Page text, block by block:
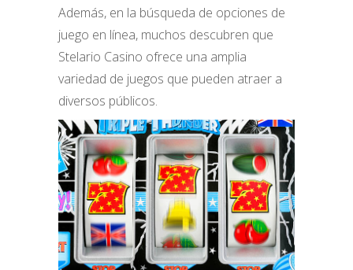
Además, en la búsqueda de opciones de
juego en línea, muchos descubren que
Stelario Casino ofrece una amplia
variedad de juegos que pueden atraer a
diversos públicos.